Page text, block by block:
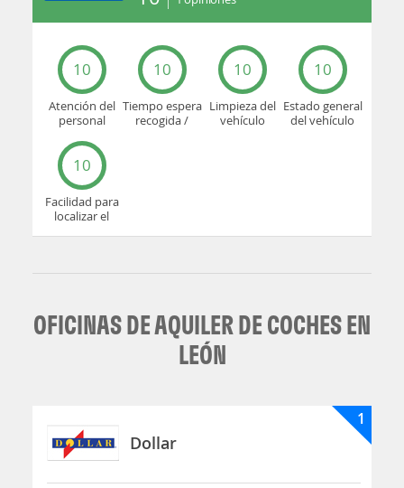
10
Atención del
personal
10
Tiempo espera
recogida /
10
Limpieza del
vehículo
10
Estado general
del vehículo
10
Facilidad para
localizar el
OFICINAS DE AQUILER DE COCHES EN
LEÓN
Dollar
1